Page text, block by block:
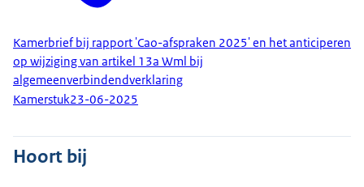
Kamerbrief bij rapport 'Cao-afspraken 2025' en het anticiperen
op wijziging van artikel 13a Wml bij
algemeenverbindendverklaring
Kamerstuk23-06-2025
Hoort bij